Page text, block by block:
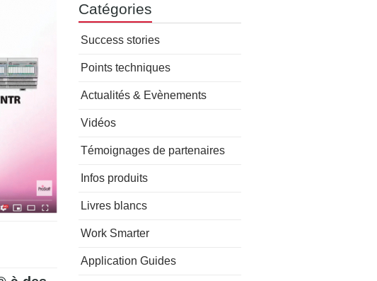
Catégories
Success stories
Points techniques
Actualités & Evènements
Vidéos
Témoignages de partenaires
Infos produits
Livres blancs
Work Smarter
Application Guides